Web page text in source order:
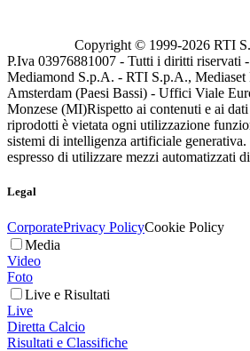
Copyright © 1999-2026 RTI
P.Iva 03976881007 - Tutti i diritti riservati
Mediamond S.p.A. - RTI S.p.A., Mediaset
Amsterdam (Paesi Bassi) - Uffici Viale
Monzese (MI)Rispetto ai contenuti e ai
riprodotti è vietata ogni utilizzazione
sistemi di intelligenza artificiale
espresso di utilizzare mezzi automatizzati
Legal
CorporatePrivacy PolicyCookie Policy
Media
Video
Foto
Live e Risultati
Live
Diretta Calcio
Risultati e Classifiche